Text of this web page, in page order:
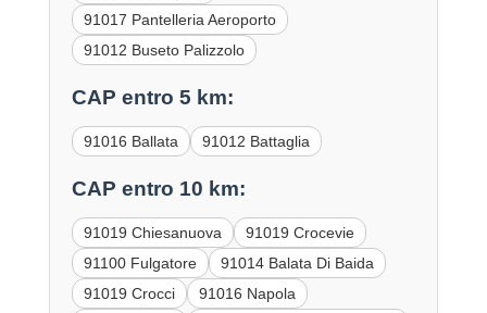
91017 Pantelleria Aeroporto
91012 Buseto Palizzolo
CAP entro 5 km:
91016 Ballata 91012 Battaglia
CAP entro 10 km:
91019 Chiesanuova
91019 Crocevie
91100 Fulgatore
91014 Balata Di Baida
91019 Crocci
91016 Napola